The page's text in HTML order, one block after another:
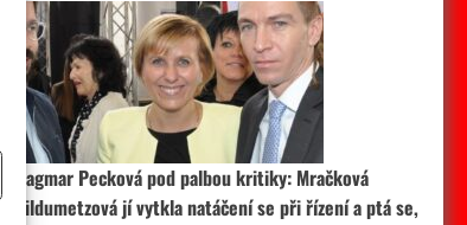
Dagmar Pecková pod palbou kritiky: Mračková
Vildumetzová jí vytkla natáčení se při řízení a ptá se,